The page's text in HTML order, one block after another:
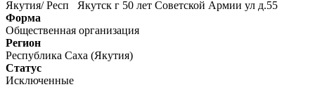
Якутия/ Респ Якутск г 50 лет Советской Армии ул д.55
Форма
Общественная организация
Регион
Республика Саха (Якутия)
Статус
Исключенные